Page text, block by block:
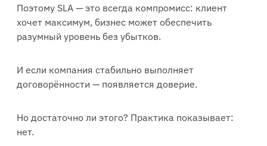
Поэтому SLA — это всегда компромисс: клиент
хочет максимум, бизнес может обеспечить
разумный уровень без убытков.
И если компания стабильно выполняет
договорённости — появляется доверие.
Но достаточно ли этого? Практика показывает:
нет.